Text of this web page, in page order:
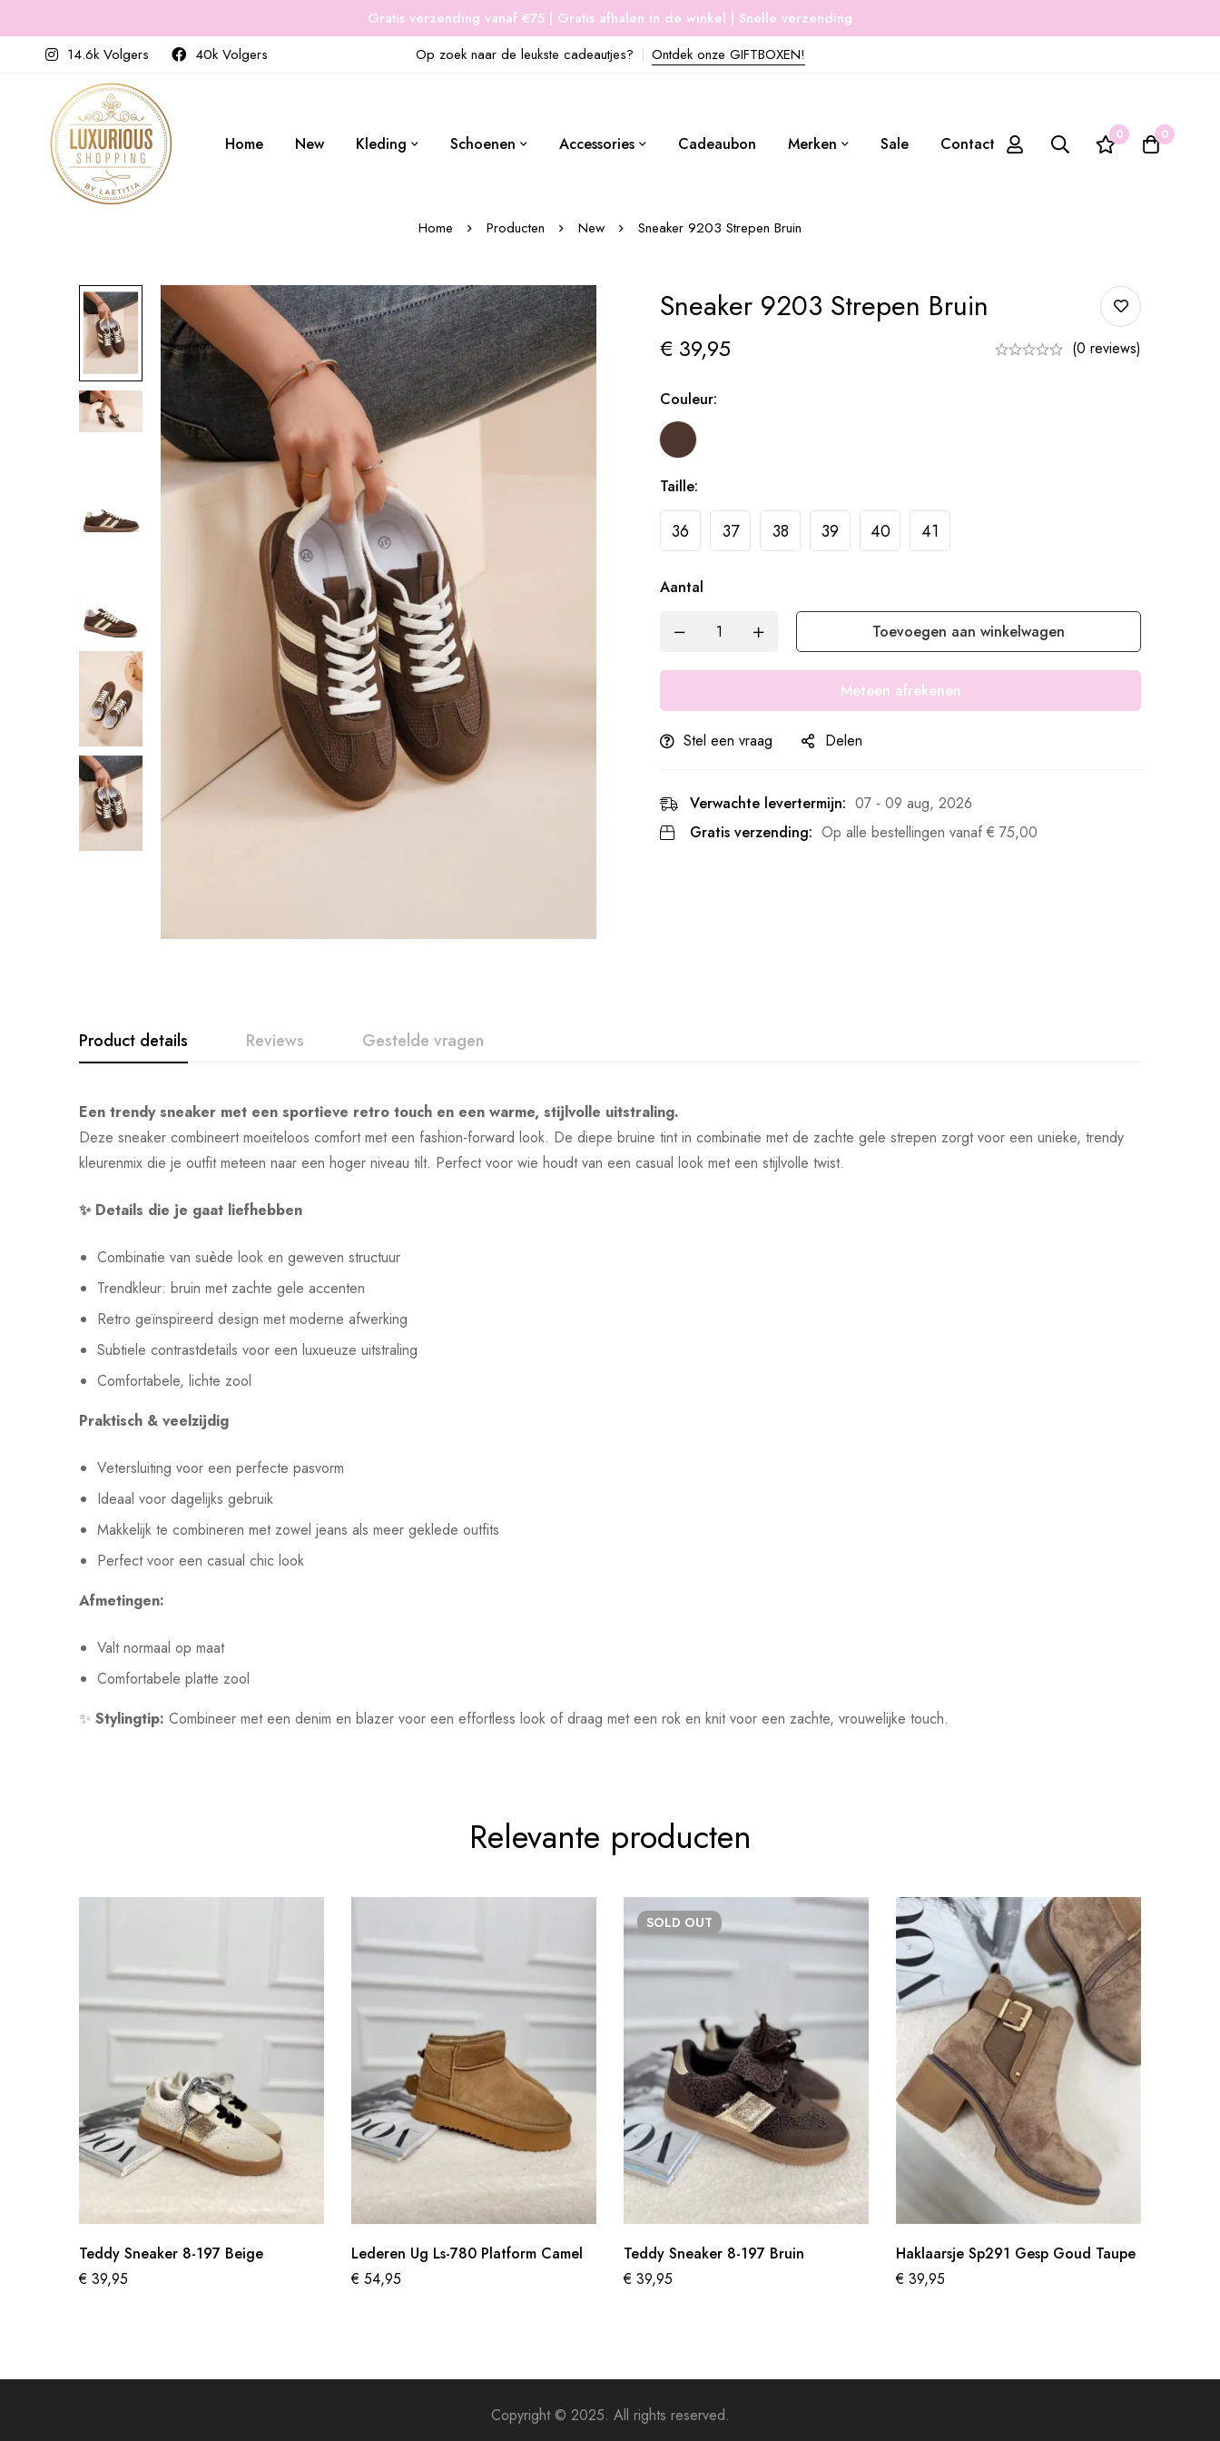
Gratis verzending vanaf €75 | Gratis afhalen in de winkel | Snelle verzending
14.6k Volgers
40k Volgers Op zoek naar de leukste cadeautjes? Ontdek onze GIFTBOXEN!
Home New Kleding Schoenen Accessories Cadeaubon Merken Sale Contact 0 0
Home Producten New Sneaker 9203 Strepen Bruin
Sneaker 9203 Strepen Bruin
€ 39,95 (0 reviews)
Couleur:
Taille:
36 37 38 39 40 41
Aantal
Toevoegen aan winkelwagen
Meteen afrekenen
Stel een vraag Delen
Verwachte levertermijn: 07 - 09 aug, 2026
Gratis verzending: Op alle bestellingen vanaf € 75,00
Product details Reviews Gestelde vragen
Een trendy sneaker met een sportieve retro touch en een warme, stijlvolle uitstraling.
Deze sneaker combineert moeiteloos comfort met een fashion-forward look. De diepe bruine tint in combinatie met de zachte gele strepen zorgt voor een unieke, trendy
kleurenmix die je outfit meteen naar een hoger niveau tilt. Perfect voor wie houdt van een casual look met een stijlvolle twist.
✨ Details die je gaat liefhebben
Combinatie van suède look en geweven structuur
Trendkleur: bruin met zachte gele accenten
Retro geïnspireerd design met moderne afwerking
Subtiele contrastdetails voor een luxueuze uitstraling
Comfortabele, lichte zool
Praktisch & veelzijdig
Vetersluiting voor een perfecte pasvorm
Ideaal voor dagelijks gebruik
Makkelijk te combineren met zowel jeans als meer geklede outfits
Perfect voor een casual chic look
Afmetingen:
Valt normaal op maat
Comfortabele platte zool
✨ Stylingtip: Combineer met een denim en blazer voor een effortless look of draag met een rok en knit voor een zachte, vrouwelijke touch.
Relevante producten
Teddy Sneaker 8-197 Beige
€ 39,95
Lederen Ug Ls-780 Platform Camel
€ 54,95
SOLD OUT
Teddy Sneaker 8-197 Bruin
€ 39,95
Haklaarsje Sp291 Gesp Goud Taupe
€ 39,95
Copyright © 2025. All rights reserved.